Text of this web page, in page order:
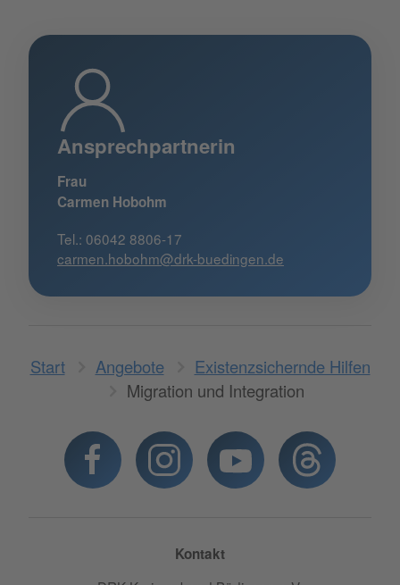
Ansprechpartnerin
Frau
Carmen Hobohm
Tel.: 06042 8806-17
carmen.hobohm@drk-buedingen.de
Start Angebote
Existenzsichernde Hilfen
Migration und Integration
Kontakt